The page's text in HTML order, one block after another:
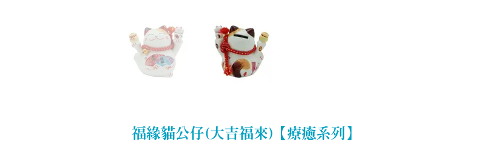
福緣貓公仔(大吉福來)【療癒系列】